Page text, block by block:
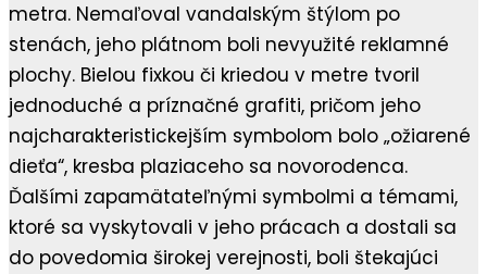
metra. Nemaľoval vandalským štýlom po
stenách, jeho plátnom boli nevyužité reklamné
plochy. Bielou fixkou či kriedou v metre tvoril
jednoduché a príznačné grafiti, pričom jeho
najcharakteristickejším symbolom bolo „ožiarené
dieťa“, kresba plaziaceho sa novorodenca.
Ďalšími zapamätateľnými symbolmi a témami,
ktoré sa vyskytovali v jeho prácach a dostali sa
do povedomia širokej verejnosti, boli štekajúci